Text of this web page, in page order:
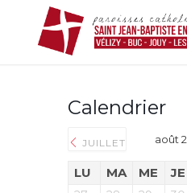
Calendrier
JUILLET août
LU MA ME JE